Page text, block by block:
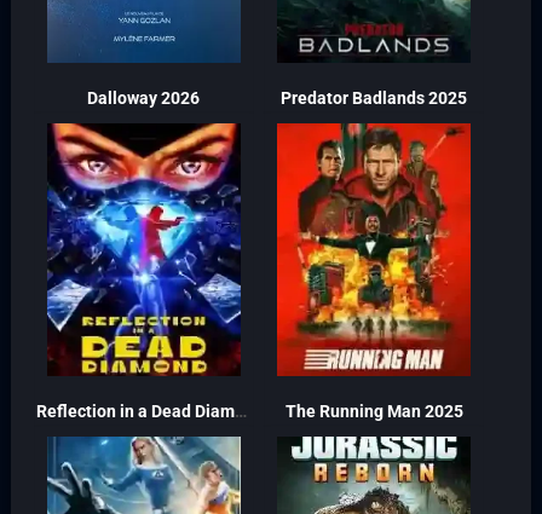
Dalloway 2026 Predator Badlands 2025
Reflection in a Dead Diamond 2025 The Running Man 2025